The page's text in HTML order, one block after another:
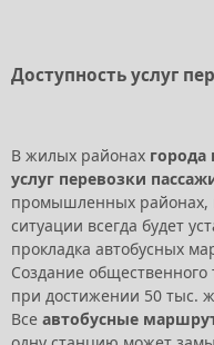
Доступность услуг
В жилых районах города
услуг перевозки
промышленных районах,
ситуации всегда будет
прокладка автобусных
Создание общественного
при достижении 50 тыс.
Все автобусные